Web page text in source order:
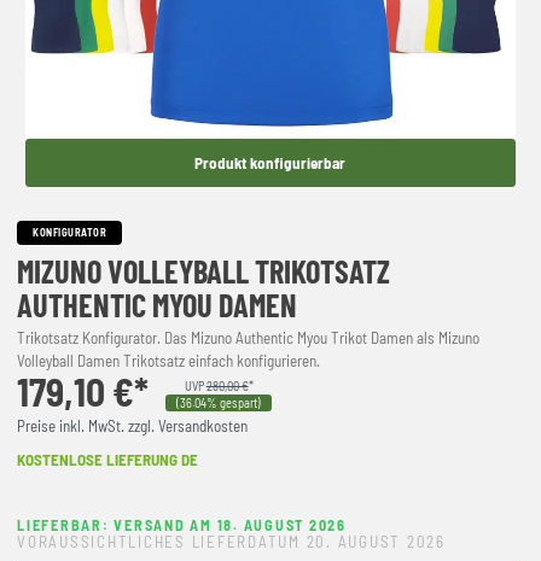
Produkt konfigurierbar
KONFIGURATOR
MIZUNO VOLLEYBALL TRIKOTSATZ
AUTHENTIC MYOU DAMEN
Trikotsatz Konfigurator. Das Mizuno Authentic Myou Trikot Damen als Mizuno
Volleyball Damen Trikotsatz einfach konfigurieren.
179,10 €* UVP280,00 €*
(36.04% gespart)
Preise inkl. MwSt. zzgl. Versandkosten
KOSTENLOSE LIEFERUNG DE
LIEFERBAR: VERSAND AM 18. AUGUST 2026
VORAUSSICHTLICHES LIEFERDATUM 20. AUGUST 2026